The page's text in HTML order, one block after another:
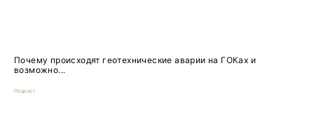
Почему происходят геотехнические аварии на ГОКах и
возможно...
Подкаст